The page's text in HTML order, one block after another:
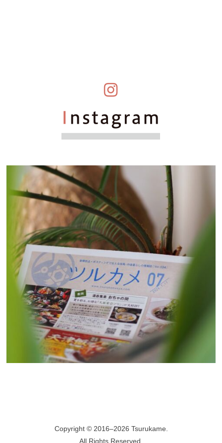
Copyright © 2016–2026 Tsurukame.
All Rights Reserved.